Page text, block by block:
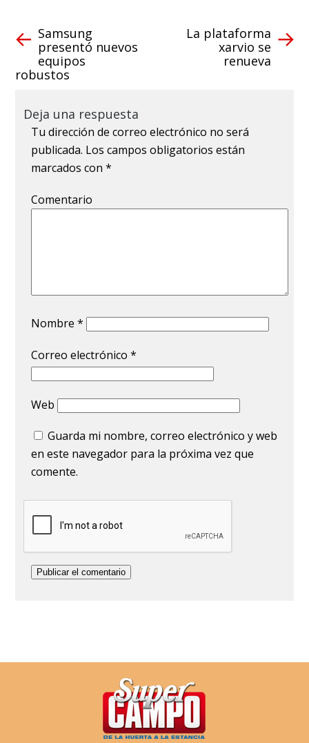
Samsung
presentó nuevos
equipos
robustos
La plataforma
xarvio se
renueva
Deja una respuesta
Tu dirección de correo electrónico no será
publicada. Los campos obligatorios están
marcados con*
Comentario
Nombre*
Correo electrónico*
Web
Guarda mi nombre, correo electrónico y web
en este navegador para la próxima vez que
comente.